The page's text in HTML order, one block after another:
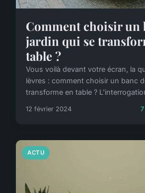
Comment choisir un
jardin qui se
table ?
Vous voilà devant votre écran, la
lèvres : comment choisir un banc
transforme en table ?
12 février 2024
ACTU